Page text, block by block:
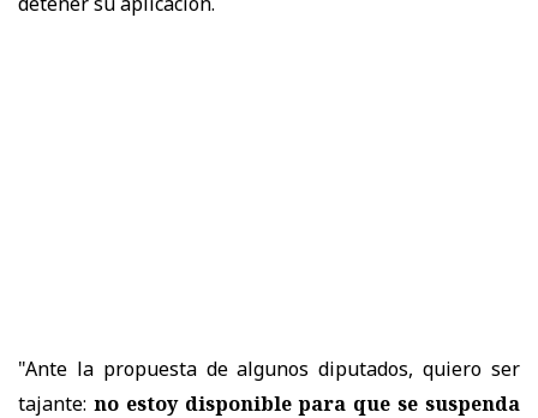
"Ante la propuesta de algunos diputados, quiero ser
tajante: no estoy disponible para que se suspenda